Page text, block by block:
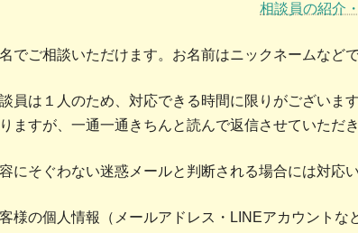
相談員の紹介
でご相談いただけます。お名前はニックネームなどで
員は１人のため、対応できる時間に限りがございま
ますが、一通一通きちんと読んで返信させていただ
にそぐわない迷惑メールと判断される場合には対応い
様の個人情報（メールアドレス・LINEアカウントな